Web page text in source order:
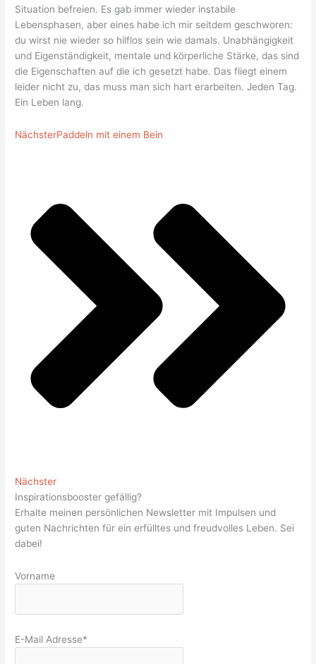
Situation befreien. Es gab immer wieder instabile
Lebensphasen, aber eines habe ich mir seitdem geschworen:
du wirst nie wieder so hilflos sein wie damals. Unabhängigkeit
und Eigenständigkeit, mentale und körperliche Stärke, das sind
die Eigenschaften auf die ich gesetzt habe. Das fliegt einem
leider nicht zu, das muss man sich hart erarbeiten. Jeden Tag.
Ein Leben lang.
NächsterPaddeln mit einem Bein
Nächster
Inspirationsbooster gefällig?
Erhalte meinen persönlichen Newsletter mit Impulsen und
guten Nachrichten für ein erfülltes und freudvolles Leben. Sei
dabei!
Vorname
E-Mail Adresse*